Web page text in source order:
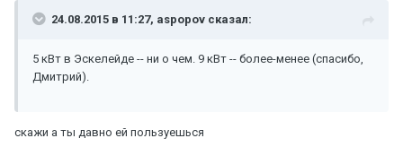
24.08.2015 в 11:27, aspopov сказал:
5 кВт в Эскелейде -- ни о чем. 9 кВт -- более-менее (спасибо,
Дмитрий).
скажи а ты давно ей пользуешься